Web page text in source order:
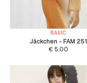
BASIC
Jäckchen - FAM 251
€5.00